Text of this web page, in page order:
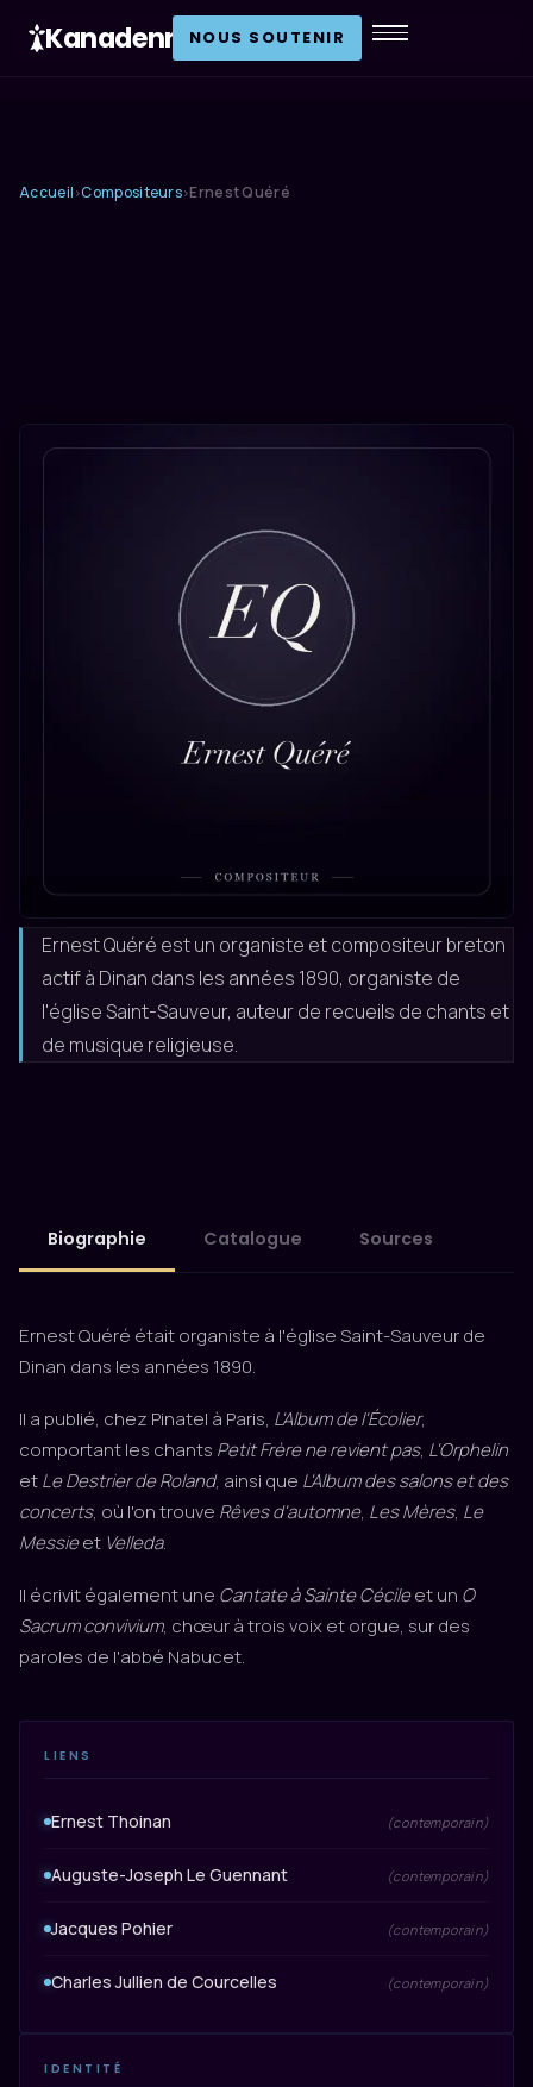
Kanadenn NOUS SOUTENIR
Accueil ›Compositeurs›Ernest Quéré
Ernest Quéré
Ernest Quéré est un organiste et compositeur breton
actif à Dinan dans les années 1890, organiste de
l'église Saint-Sauveur, auteur de recueils de chants et
de musique religieuse.
Biographie Catalogue Sources
Ernest Quéré était organiste à l'église Saint-Sauveur de
Dinan dans les années 1890.
Il a publié, chez Pinatel à Paris, L'Album de l'Écolier,
comportant les chants Petit Frère ne revient pas, L'Orphelin
etLe Destrier de Roland, ainsi que L'Album des salons et des
concerts, où l'on trouve Rêves d'automne, Les Mères, Le
Messieet Velleda.
Il écrivit également une Cantate à Sainte Cécileet un O
Sacrum convivium, chœur à trois voix et orgue, sur des
paroles de l'abbé Nabucet.
LIENS
Ernest Thoinan (contemporain)
Auguste-Joseph Le Guennant (contemporain)
Jacques Pohier (contemporain)
Charles Jullien de Courcelles (contemporain)
IDENTITÉ